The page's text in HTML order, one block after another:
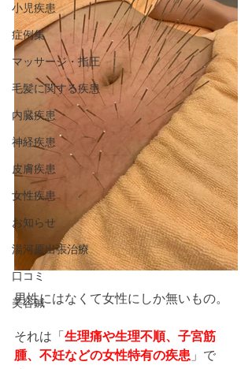
小児疾患
症例集
マッサージ・指圧
毛髪に関する疾患
内臓疾患
神経疾患
皮膚疾患
女性疾患
お知らせ
湯河原出張治療
口コミ
美容鍼
男性にはなくて女性にしか無いもの。
それは「生理痛や生理不順、子宮筋
腫、不妊などの女性特有の疾患 」で